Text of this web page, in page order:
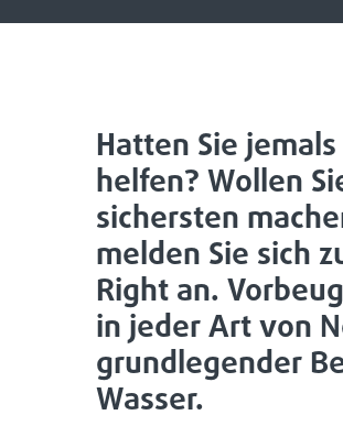
Hatten Sie
helfen? Wollen
sichersten
melden Sie sich
Right an.
in jeder Art von
grundlegender
Wasser.